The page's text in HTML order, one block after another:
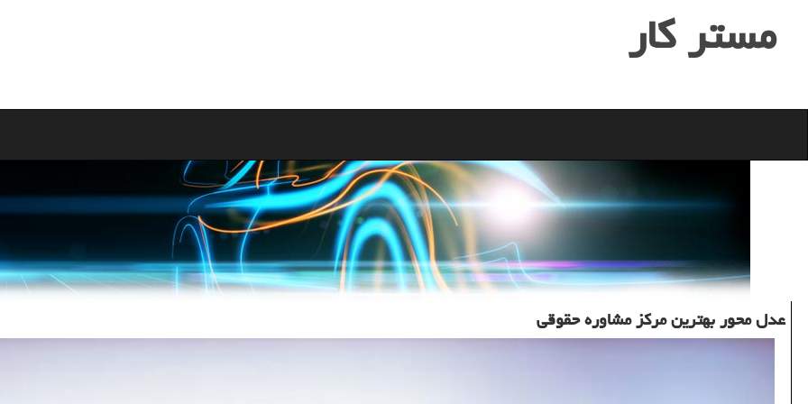
مستر كار
عدل محور بهترین مركز مشاوره حقوقی